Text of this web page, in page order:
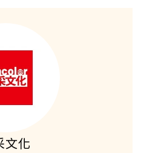
文化